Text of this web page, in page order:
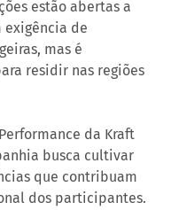
estão abertas a
exigência de
mas é
residir nas regiões
da Kraft
busca cultivar
que contribuam
dos participantes.